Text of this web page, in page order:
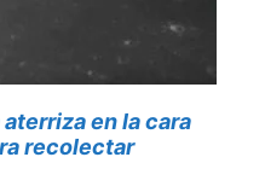
aterriza en la cara
recolectar